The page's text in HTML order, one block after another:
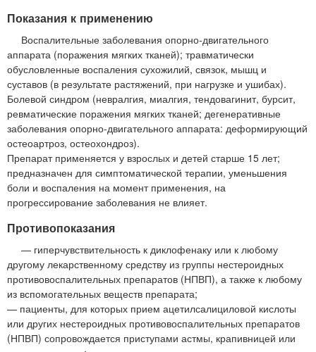
Показания к применению
Воспалительные заболевания опорно-двигательного
аппарата (поражения мягких тканей); травматически
обусловленные воспаления сухожилий, связок, мышц и
суставов (в результате растяжений, при нагрузке и ушибах).
Болевой синдром (невралгия, миалгия, тендовагинит, бурсит,
ревматические поражения мягких тканей; дегенеративные
заболевания опорно-двигательного аппарата: деформирующий
остеоартроз, остеохондроз).
Препарат применяется у взрослых и детей старше 15 лет;
предназначен для симптоматической терапии, уменьшения
боли и воспаления на момент применения, на
прогрессирование заболевания не влияет.
Противопоказания
— гиперчувствительность к диклофенаку или к любому
другому лекарственному средству из группы нестероидных
противовоспалительных препаратов (НПВП), а также к любому
из вспомогательных веществ препарата;
— пациенты, для которых прием ацетилсалициловой кислоты
или других нестероидных противовоспалительных препаратов
(НПВП) сопровождается приступами астмы, крапивницей или